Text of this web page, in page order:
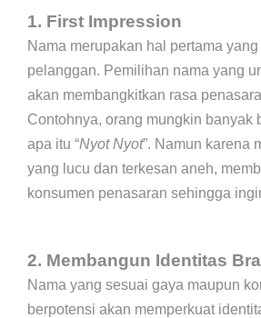
1. First Impression
Nama merupakan hal pertama
pelanggan. Pemilihan nama yang
akan membangkitkan rasa
Contohnya, orang mungkin banyak
apa itu “Nyot Nyot”. Namun karena
yang lucu dan terkesan aneh,
konsumen penasaran sehingga
2. Membangun Identitas
Nama yang sesuai gaya maupun
berpotensi akan memperkuat